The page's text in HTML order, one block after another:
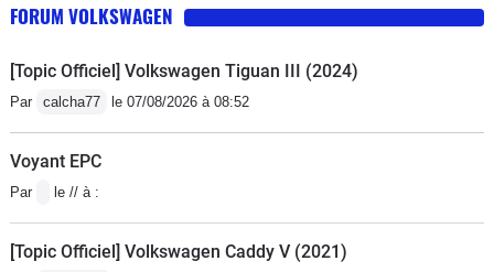
FORUM VOLKSWAGEN
[Topic Officiel] Volkswagen Tiguan III (2024)
Par calcha77 le 07/08/2026 à 08:52
Voyant EPC
Par le // à :
[Topic Officiel] Volkswagen Caddy V (2021)